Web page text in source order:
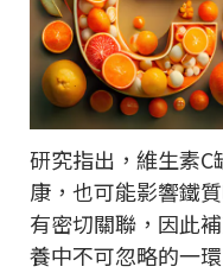
研究指出，維生素
康，也可能影響鐵
有密切關聯，因此
養中不可忽略的一環